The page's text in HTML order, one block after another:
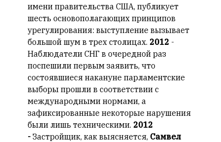
имени правительства США, публикует
шесть основополагающих принципов
урегулирования: выступление вызывает
большой шум в трех столицах. 2012 -
Наблюдатели СНГ в очередной раз
поспешили первым заявить, что
состоявшиеся накануне парламентские
выборы прошли в соответствии с
международными нормами, а
зафиксированные некоторые нарушения
были лишь техническими. 2012
- Застройщик, как выясняется, Самвел